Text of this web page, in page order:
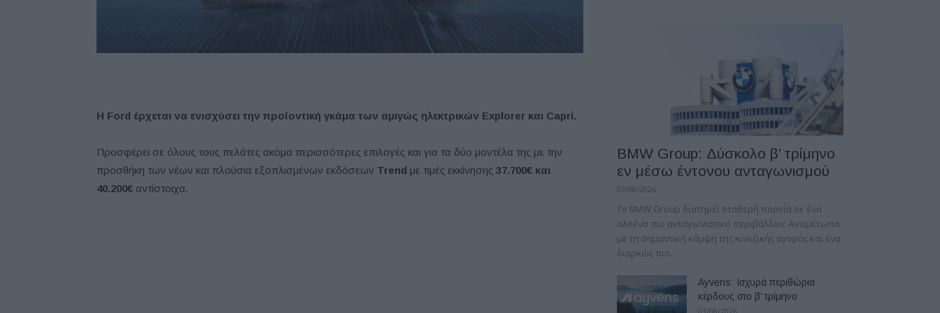
H Ford έρχεται να ενισχύσει την προϊοντική γκάμα των αμιγώς ηλεκτρικών Explorer και Capri.
Προσφέρει σε όλους τους πελάτες ακόμα περισσότερες επιλογές και για τα δύο μοντέλα της με την
προσθήκη των νέων και πλούσια εξοπλισμένων εκδόσεων Trend με τιμές εκκίνησης 37.700€ και
40.200€ αντίστοιχα.
BMW Group: Δύσκολο β’ τρίμηνο
εν μέσω έντονου ανταγωνισμού
03/08/2026
Το BMW Group διατηρεί σταθερή πορεία σε ένα
ολοένα πιο ανταγωνιστικό περιβάλλον: Αντιμέτωπο
με τη σημαντική κάμψη της κινεζικής αγοράς και ένα
διαρκώς πιο...
Ayvens: Iσχυρά περιθώρια
κέρδους στο β’ τρίμηνο